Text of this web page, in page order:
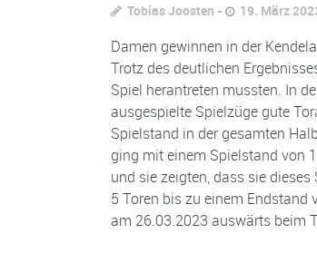
Tobias Joosten 19. März
Damen gewinnen in der
Trotz des deutlichen
Spiel herantreten mussten. In
ausgespielte Spielzüge gute
Spielstand in der gesamten
ging mit einem Spielstand von
und sie zeigten, dass sie
5 Toren bis zu einem Endstand
am 26.03.2023 auswärts beim